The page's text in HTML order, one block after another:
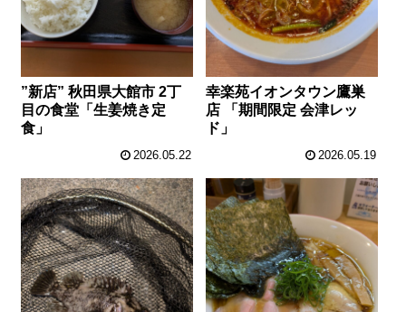
”新店” 秋田県大館市 2丁
目の食堂「生姜焼き定
食」
2026.05.22
幸楽苑イオンタウン鷹巣
店 「期間限定 会津レッ
ド」
2026.05.19